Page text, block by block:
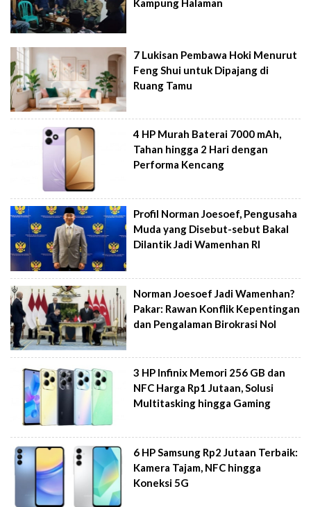
Kampung Halaman
7 Lukisan Pembawa Hoki Menurut
Feng Shui untuk Dipajang di
Ruang Tamu
4 HP Murah Baterai 7000 mAh,
Tahan hingga 2 Hari dengan
Performa Kencang
Profil Norman Joesoef, Pengusaha
Muda yang Disebut-sebut Bakal
Dilantik Jadi Wamenhan RI
Norman Joesoef Jadi Wamenhan?
Pakar: Rawan Konflik Kepentingan
dan Pengalaman Birokrasi Nol
3 HP Infinix Memori 256 GB dan
NFC Harga Rp1 Jutaan, Solusi
Multitasking hingga Gaming
6 HP Samsung Rp2 Jutaan Terbaik:
Kamera Tajam, NFC hingga
Koneksi 5G